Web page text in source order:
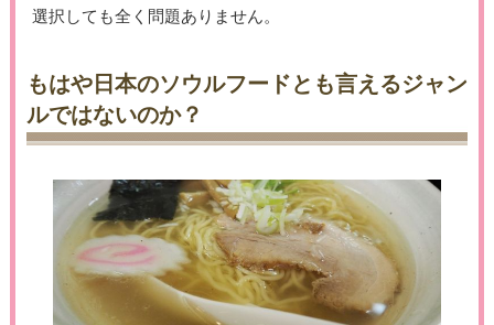
選択しても全く問題ありません。
もはや日本のソウルフードとも言えるジャン
ルではないのか？